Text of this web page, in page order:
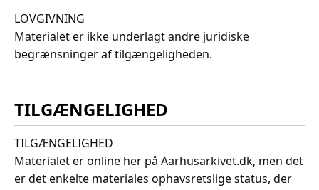
LOVGIVNING
Materialet er ikke underlagt andre juridiske
begrænsninger af tilgængeligheden.
TILGÆNGELIGHED
TILGÆNGELIGHED
Materialet er online her på Aarhusarkivet.dk, men det
er det enkelte materiales ophavsretslige status, der